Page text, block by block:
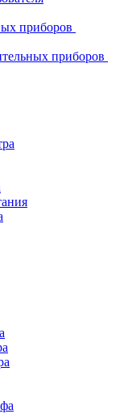
приборов
приборов